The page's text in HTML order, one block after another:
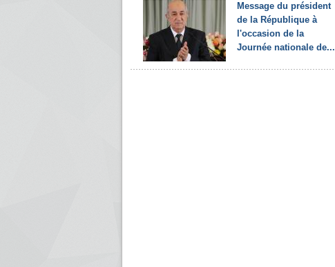
Message du président
de la République à
l'occasion de la
Journée nationale de...